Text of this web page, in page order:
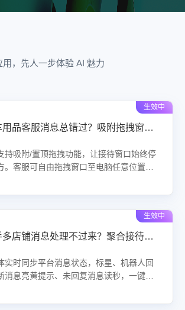
，先人一步体验 AI 魅力
生效中
汽车用品客服消息总错过？吸附拖拽窗口让买家咨询不再漏！
持吸附/置顶拖拽功能，让接待窗口始终停
。客服可自由拖拽窗口至电脑任意位置，
生效中
快手多店铺消息处理不过来？聚合接待智能体实时同步平台状态让客服不再漏单！
实时同步平台消息状态，标星、机器人回
消息亮黄提示、未回复消息读秒，一键锁